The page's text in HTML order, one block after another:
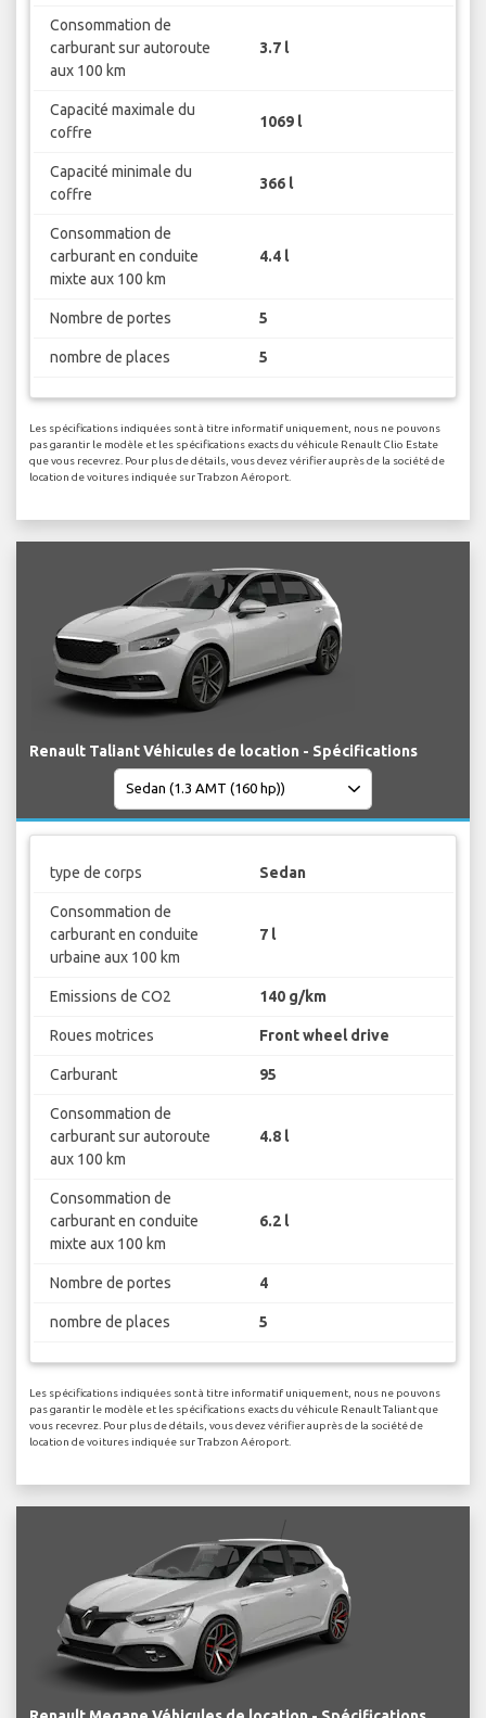
Consommation de
carburant sur autoroute
aux 100 km
3.7 l
Capacité maximale du
coffre
1069 l
Capacité minimale du
coffre
366 l
Consommation de
carburant en conduite
mixte aux 100 km
4.4 l
Nombre de portes 5
nombre de places 5
Les spécifications indiquées sont à titre informatif uniquement, nous ne pouvons
pas garantir le modèle et les spécifications exacts du véhicule Renault Clio Estate
que vous recevrez. Pour plus de détails, vous devez vérifier auprès de la société de
location de voitures indiquée sur Trabzon Aéroport.
Renault Taliant Véhicules de location - Spécifications
type de corps Sedan
Consommation de
carburant en conduite
urbaine aux 100 km
7 l
Emissions de CO2 140 g/km
Roues motrices Front wheel drive
Carburant 95
Consommation de
carburant sur autoroute
aux 100 km
4.8 l
Consommation de
carburant en conduite
mixte aux 100 km
6.2 l
Nombre de portes 4
nombre de places 5
Les spécifications indiquées sont à titre informatif uniquement, nous ne pouvons
pas garantir le modèle et les spécifications exacts du véhicule Renault Taliant que
vous recevrez. Pour plus de détails, vous devez vérifier auprès de la société de
location de voitures indiquée sur Trabzon Aéroport.